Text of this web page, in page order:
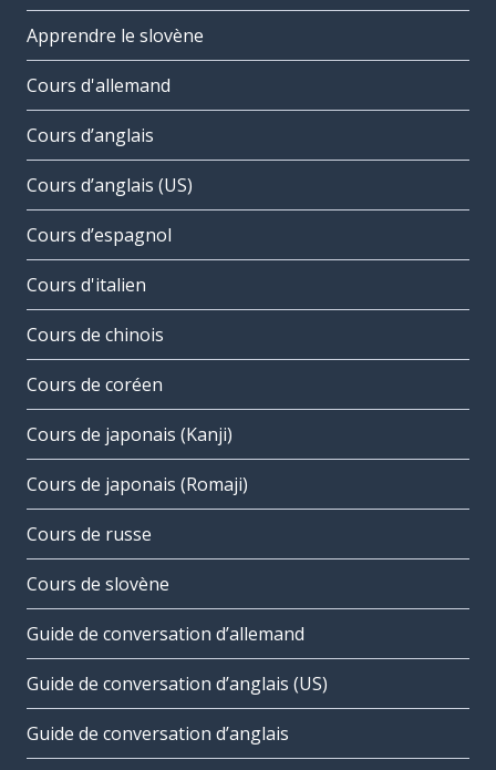
Apprendre le slovène
Cours d'allemand
Cours d’anglais
Cours d’anglais (US)
Cours d’espagnol
Cours d'italien
Cours de chinois
Cours de coréen
Cours de japonais (Kanji)
Cours de japonais (Romaji)
Cours de russe
Cours de slovène
Guide de conversation d’allemand
Guide de conversation d’anglais (US)
Guide de conversation d’anglais